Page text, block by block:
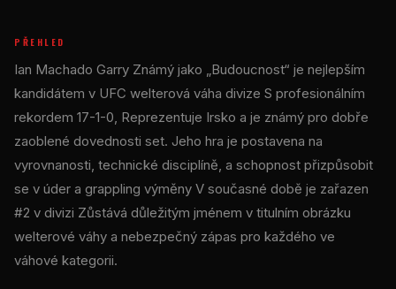
PŘEHLED
Ian Machado Garry Známý jako „Budoucnost“ je nejlepším
kandidátem v UFC welterová váha divize S profesionálním
rekordem 17-1-0, Reprezentuje Irsko a je známý pro dobře
zaoblené dovednosti set. Jeho hra je postavena na
vyrovnanosti, technické disciplíně, a schopnost přizpůsobit
se v úder a grappling výměny V současné době je zařazen
#2 v divizi Zůstává důležitým jménem v titulním obrázku
welterové váhy a nebezpečný zápas pro každého ve
váhové kategorii.